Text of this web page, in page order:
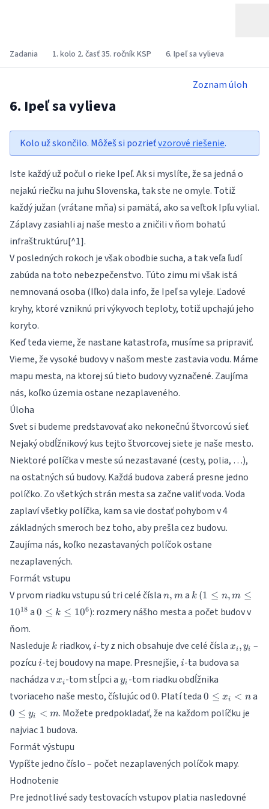
Zadania 1. kolo 2. časť 35. ročník KSP 6. Ipeľ sa vylieva
Zoznam úloh
6. Ipeľ sa vylieva
Kolo už skončilo. Môžeš si pozrieťvzorové riešenie.
Iste každý už počul o rieke Ipeľ. Ak si myslíte, že sa jedná o
nejakú riečku na juhu Slovenska, tak ste ne omyle. Totiž
každý južan (vrátane mňa) si pamätá, ako sa veľtok Ipľu vylial.
Záplavy zasiahli aj naše mesto a zničili v ňom bohatú
infraštruktúru[^1].
V posledných rokoch je však obodbie sucha, a tak veľa ľudí
zabúda na toto nebezpečenstvo. Túto zimu mi však istá
nemnovaná osoba (Iľko) dala info, že Ipeľ sa vyleje. Ľadové
kryhy, ktoré vzniknú pri výkyvoch teploty, totiž upchajú jeho
koryto.
Keď teda vieme, že nastane katastrofa, musíme sa pripraviť.
Vieme, že vysoké budovy v našom meste zastavia vodu. Máme
mapu mesta, na ktorej sú tieto budovy vyznačené. Zaujíma
nás, koľko územia ostane nezaplaveného.
Úloha
Svet si budeme predstavovať ako nekonečnú štvorcovú sieť.
Nejaký obdĺžnikový kus tejto štvorcovej siete je naše mesto.
Niektoré políčka v meste sú nezastavané (cesty, polia, …),
na ostatných sú budovy. Každá budova zaberá presne jedno
políčko. Zo všetkých strán mesta sa začne valiť voda. Voda
zaplaví všetky políčka, kam sa vie dostať pohybom v 4
základných smeroch bez toho, aby prešla cez budovu.
Zaujíma nás, koľko nezastavaných políčok ostane
nezaplavených.
Formát vstupu
V prvom riadku vstupu sú tri celé čísla n,
n, ma k
k (1 \leq
n,m
\leq
^{18}
1 ≤ n, m ≤
1018 a 0
\leq
10^6
0 ≤ k ≤ 106): rozmery nášho mesta a počet budov v
ňom.
Nasleduje k
k riadkov, i
i-ty z nich obsahuje dve celé čísla x_i,
xi , yi –
pozícu i
i-tej boudovy na mape. Presnejšie, i
i-ta budova sa
nachádza v x_i
xi-tom stĺpci a y_i
yi -tom riadku obdĺžnika
tvoriaceho naše mesto, číslujúc od 0
0. Platí teda 0
x_i
0 ≤ xi < na
0 ≤ yi < m. Možete predpokladať, že na každom políčku je
najviac 1 budova.
Formát výstupu
Vypíšte jedno číslo – počet nezaplavených políčok mapy.
Hodnotenie
Pre jednotlivé sady testovacích vstupov platia nasledovné